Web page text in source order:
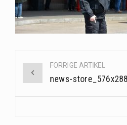
navigationFORRIGE ARTIKEL
news-